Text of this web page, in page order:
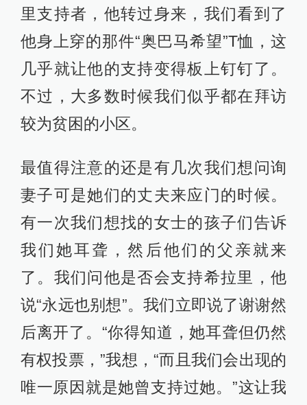
里支持者，他转过身来，我们看到了
他身上穿的那件“奥巴马希望”T恤，这
几乎就让他的支持变得板上钉钉了。
不过，大多数时候我们似乎都在拜访
较为贫困的小区。
最值得注意的还是有几次我们想问询
妻子可是她们的丈夫来应门的时候。
有一次我们想找的女士的孩子们告诉
我们她耳聋，然后他们的父亲就来
了。我们问他是否会支持希拉里，他
说“永远也别想”。我们立即说了谢谢然
后离开了。“你得知道，她耳聋但仍然
有权投票，”我想，“而且我们会出现的
唯一原因就是她曾支持过她。”这让我